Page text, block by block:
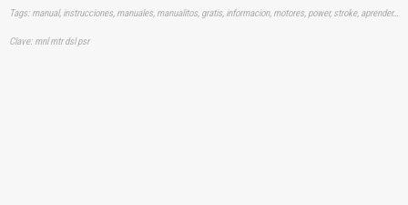
Tags: manual, instrucciones, manuales, manualitos, gratis, informacion, motores, power, stroke, aprender, descargas
Clave: mnl mtr dsl psr